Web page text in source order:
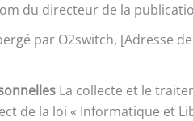
du directeur de la
par O2switch, [Adresse
La collecte et le
de la loi « Informatique et